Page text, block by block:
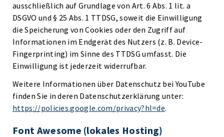
ausschließlich auf Grundlage von Art. 6 Abs. 1 lit. a
DSGVO und § 25 Abs. 1 TTDSG, soweit die Einwilligung
die Speicherung von Cookies oder den Zugriff auf
Informationen im Endgerät des Nutzers (z. B. Device-
Fingerprinting) im Sinne des TTDSG umfasst. Die
Einwilligung ist jederzeit widerrufbar.
Weitere Informationen über Datenschutz bei YouTube
finden Sie in deren Datenschutzerklärung unter:
https://policies.google.com/privacy?hl=de.
Font Awesome (lokales Hosting)